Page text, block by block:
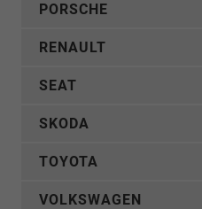
PORSCHE
RENAULT
SEAT
SKODA
TOYOTA
VOLKSWAGEN